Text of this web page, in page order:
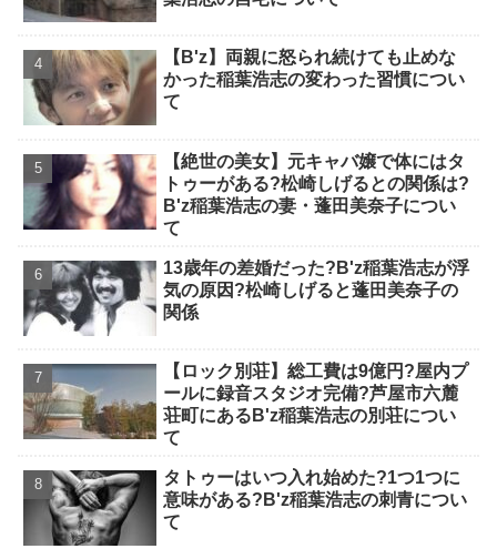
【B'z】両親に怒られ続けても止めな
かった稲葉浩志の変わった習慣につい
て
【絶世の美女】元キャバ嬢で体にはタ
トゥーがある?松崎しげるとの関係は?
B'z稲葉浩志の妻・蓬田美奈子につい
て
13歳年の差婚だった?B'z稲葉浩志が浮
気の原因?松崎しげると蓬田美奈子の
関係
【ロック別荘】総工費は9億円?屋内プ
ールに録音スタジオ完備?芦屋市六麓
荘町にあるB'z稲葉浩志の別荘につい
て
タトゥーはいつ入れ始めた?1つ1つに
意味がある?B'z稲葉浩志の刺青につい
て